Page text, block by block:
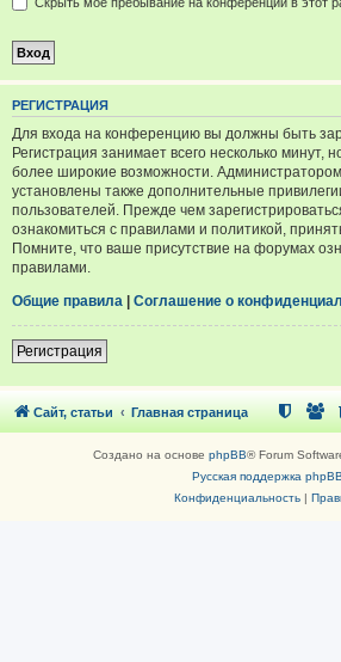
РЕГИСТРАЦИЯ
Для входа на конференцию вы должны быть
Регистрация занимает всего несколько минут,
более широкие возможности.
установлены также дополнительные
пользователей. Прежде чем
ознакомиться с правилами и политикой,
Помните, что ваше присутствие на форумах
правилами.
Общие правила | Соглашение о
Регистрация
Сайт, статьи Главная страница
Создано на основе phpBB® Forum
Русская поддержка phpBB
Конфиденциальность|